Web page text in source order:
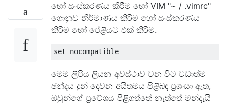
හෝ සංස්කරණය කිරීම හෝ VIM "~ / .vimrc"
ගොනුව නිර්මාණය කිරීම හෝ සංස්කරණය
කිරීම හෝ පේළියට එක් කිරීම.
මෙම ලිපිය ලියන අවස්ථාව වන විට වඩාත්ම
ඡන්දය දුන් දෙවන අයිතමය පිළිබඳ ප්‍රශංසා ඇත,
ඔවුන්ගේ ප්‍රවේශය පිළිගත්තේ නැත්තේ මන්දැයි